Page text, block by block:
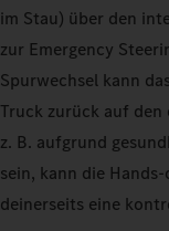
im Stau) über den
zur Emergency
Spurwechsel kann
Truck zurück auf
z. B. aufgrund
sein, kann die
deinerseits eine